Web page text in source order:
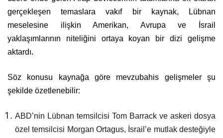
gerçekleşen temaslara vakıf bir kaynak, Lübnan
meselesine ilişkin Amerikan, Avrupa ve İsrail
yaklaşımlarının niteliğini ortaya koyan bir dizi gelişme
aktardı.
Söz konusu kaynağa göre mevzubahis gelişmeler şu
şekilde özetlenebilir:
ABD’nin Lübnan temsilcisi Tom Barrack ve askeri dosya
özel temsilcisi Morgan Ortagus, İsrail’e mutlak desteğiyle